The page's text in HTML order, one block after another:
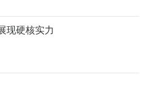
现硬核实力